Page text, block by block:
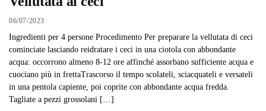
06/07/2023
Ingredienti per 4 persone Procedimento Per preparare la vellutata di ceci
cominciate lasciando reidratare i ceci in una ciotola con abbondante
acqua: occorrono almeno 8-12 ore affinché assorbano sufficiente acqua e
cuociano più in frettaTrascorso il tempo scolateli, sciacquateli e versateli
in una pentola capiente, poi coprite con abbondante acqua fredda.
Tagliate a pezzi grossolani […]